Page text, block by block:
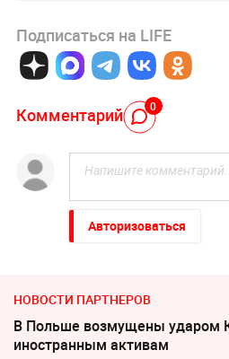
Подписаться на LIFE
Комментарий 0
Авторизоваться
НОВОСТИ ПАРТНЕРОВ
В Польше возмущены ударом
иностранным активам